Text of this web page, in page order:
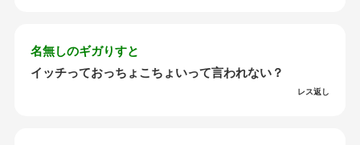
名無しのギガりすと
イッチっておっちょこちょいって言われない？
レス返し